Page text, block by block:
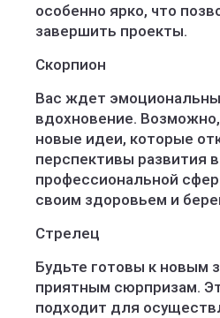
особенно ярко, что
завершить проекты.
Скорпион
Вас ждет
вдохновение.
новые идеи, которые
перспективы развития в
профессиональной
своим здоровьем и
Стрелец
Будьте готовы к новым
приятным сюрпризам.
подходит для